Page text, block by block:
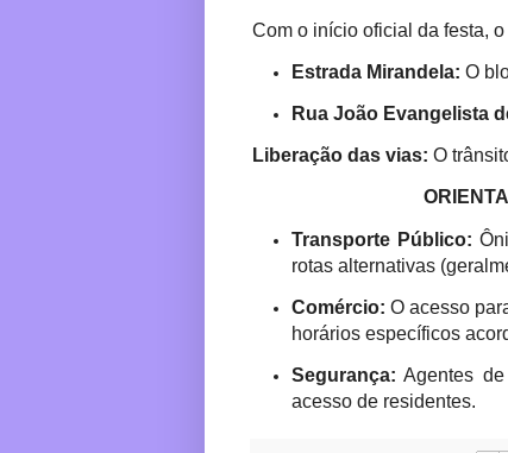
Com o início oficial da festa,
Estrada Mirandela: O
Rua João Evangelista
Liberação das vias: O
ORIENTAÇÕES
Transporte Público:
rotas alternativas
Comércio: O acesso
horários específicos
Segurança: Agentes
acesso de residentes.